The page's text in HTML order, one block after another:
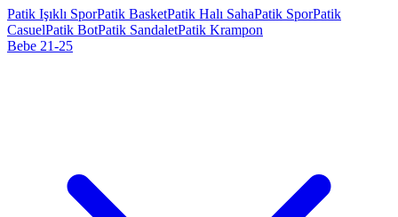
Patik Işıklı SporPatik BasketPatik Halı SahaPatik SporPatik
CasuelPatik BotPatik SandaletPatik Krampon
Bebe 21-25